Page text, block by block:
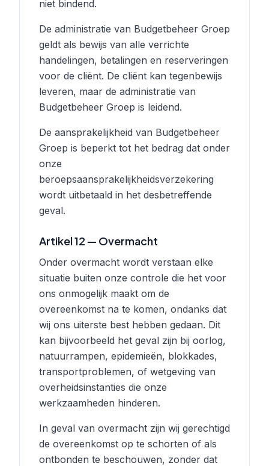
niet bindend.
De administratie van Budgetbeheer Groep
geldt als bewijs van alle verrichte
handelingen, betalingen en reserveringen
voor de cliënt. De cliënt kan tegenbewijs
leveren, maar de administratie van
Budgetbeheer Groep is leidend.
De aansprakelijkheid van Budgetbeheer
Groep is beperkt tot het bedrag dat onder
onze
beroepsaansprakelijkheidsverzekering
wordt uitbetaald in het desbetreffende
geval.
Artikel 12 — Overmacht
Onder overmacht wordt verstaan elke
situatie buiten onze controle die het voor
ons onmogelijk maakt om de
overeenkomst na te komen, ondanks dat
wij ons uiterste best hebben gedaan. Dit
kan bijvoorbeeld het geval zijn bij oorlog,
natuurrampen, epidemieën, blokkades,
transportproblemen, of wetgeving van
overheidsinstanties die onze
werkzaamheden hinderen.
In geval van overmacht zijn wij gerechtigd
de overeenkomst op te schorten of als
ontbonden te beschouwen, zonder dat